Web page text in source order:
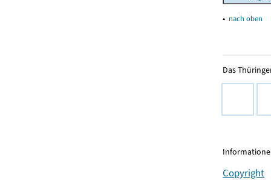
▴ nach oben
Das
Copyright